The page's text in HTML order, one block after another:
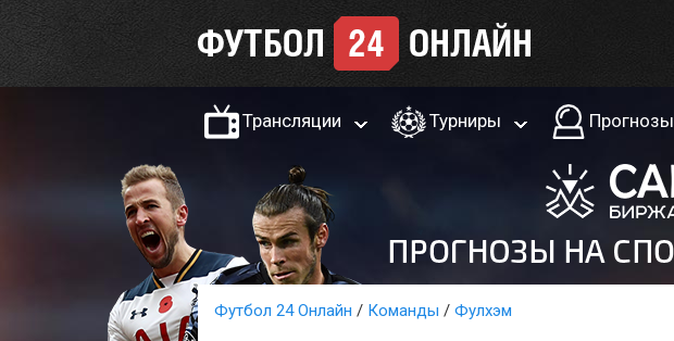
Трансляции Турниры Прогнозы
Футбол 24 Онлайн Команды Фулхэм